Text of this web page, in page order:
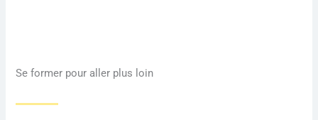
Se former pour aller plus loin